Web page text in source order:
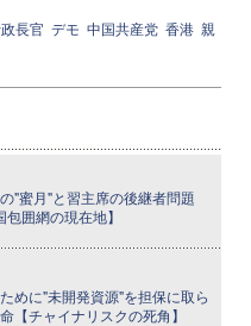
長官 デモ 中国共産党 香港 親
"蜜月"と習主席の後継者問題
囲網の現在地】
めに"未開発資源"を担保に取ら
【チャイナリスクの死角】